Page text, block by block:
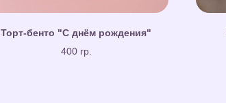
Торт-бенто "С днём рождения"
400 гр.